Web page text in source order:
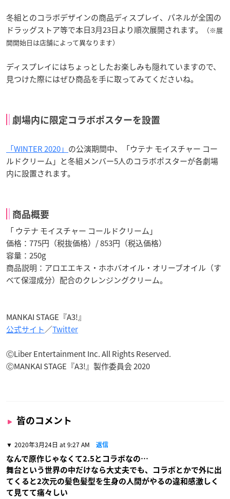
冬組とのコラボデザインの商品ディスプレイ、パネルが全国の
ドラッグストア等で本日3月23日より順次展開されます。
（※展
開開始日は店舗によって異なります）
ディスプレイにはちょっとしたお楽しみも隠れていますので、
見つけた際にはぜひ商品を手に取ってみてくださいね。
劇場内に限定コラボポスターを設置
「WINTER 2020」 の公演期間中、「ウテナ モイスチャー コー
ルドクリーム」と冬組メンバー5人のコラボポスターが各劇場
内に設置されます。
商品概要
「 ウテナ モイスチャー コールドクリーム」
価格：775円（税抜価格）/ 853円（税込価格）
容量：250g
商品説明：アロエエキス・ホホバオイル・オリーブオイル（す
べて保湿成分）配合のクレンジングクリーム。
MANKAI STAGE『A3!』
公式サイト／Twitter
ⒸLiber Entertainment Inc. All Rights Reserved.
ⒸMANKAI STAGE『A3!』製作委員会 2020
皆のコメント
2020年3月24日 at 9:27 AM 返信
なんで原作じゃなくて2.5とコラボなの…
舞台という世界の中だけなら大丈夫でも、コラボとかで外に出
てくると2次元の髪色髪型を生身の人間がやるの違和感激しく
て見てて痛々しい